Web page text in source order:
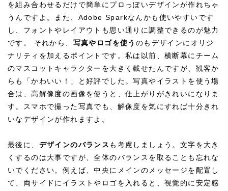
を組み合わせるだけで簡単にプロっぽいデザインが作れちゃ
うんですよ。また、Adobe Sparkなんかも使いやすいです
し、フォントやレイアウトも思い通りに調整できるのが魅力
です。 それから、 写真やロゴを使う のもデザインにオリジ
ナリティを加えるポイントです。私は以前、横断幕にチーム
のマスコットキャラクターを大きく載せたんですが、観客か
らも「かわいい！」と好評でした。写真やイラストを使う場
合は、高解像度の画像を使うと、仕上がりがきれいになりま
す。スマホで撮った写真でも、解像度を気にすれば十分きれ
いなデザインが作れますよ。
最後に、 デザインのバランス も考慮しましょう。文字を大き
くするのは大事ですが、全体のバランスを取ることも忘れな
いでください。例えば、中央にメインのメッセージを配置し
て、両サイドにイラストやロゴを入れると、視覚的に安定感